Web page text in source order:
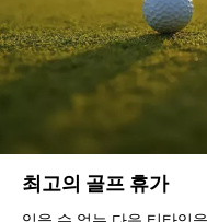
최고의 골프 휴가